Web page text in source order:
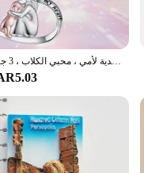
دائمًا في قلبي قلادة وقرط ، مجوهرات عيد الأم ، هدية لأمي ، محبي الكلاب ، 3 جرو